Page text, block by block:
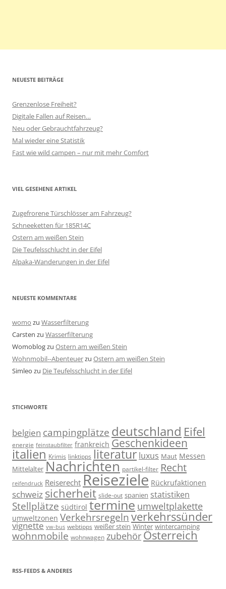
NEUESTE BEITRÄGE
Grenzenlose Freiheit?
Digitale Fallen auf Reisen…
Neu oder Gebrauchtfahrzeug?
Mal wieder eine Statistik
Fast wie wild campen – nur mit mehr Comfort
VIEL GESEHENE ARTIKEL
Zugefrorene Türschlösser am Fahrzeug?
Schneeketten für 185R14C
Ostern am weißen Stein
Die Teufelsschlucht in der Eifel
Alpaka-Wanderungen in der Eifel
NEUESTE KOMMENTARE
womo zu Wasserfilterung
Carsten zu Wasserfilterung
Womoblogzu Ostern am weißen Stein
Wohnmobil--Abenteuerzu Ostern am weißen Stein
Simleo zu Die Teufelsschlucht in der Eifel
STICHWORTE
belgien campingplätze deutschland Eifel
energie feinstaubfilter frankreich Geschenkideen
italien Krimis linktipps literatur luxus Maut Messen
Mittelalter Nachrichten partikel-filter Recht
reifendruck Reiserecht Reiseziele Rückrufaktionen
schweiz sicherheit slide-out spanien statistiken
Stellplätze südtirol termine umweltplakette
umweltzonen Verkehrsregeln verkehrssünder
vignette vw-bus webtipps weißer stein Winter wintercamping
wohnmobile wohnwagen zubehör Österreich
RSS-FEEDS & ANDERES